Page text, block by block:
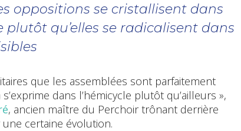
oppositions se cristallisent dans
plutôt qu’elles se radicalisent dans
que les assemblées sont parfaitement
dans l’hémicycle plutôt qu’ailleurs »,
, ancien maître du Perchoir trônant derrière
certaine évolution.